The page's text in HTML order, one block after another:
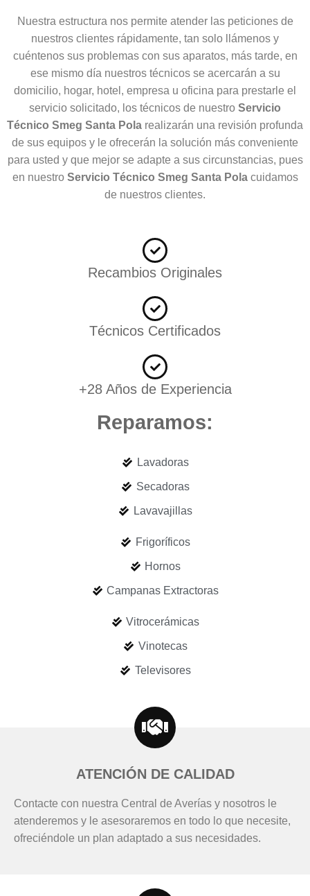
Nuestra estructura nos permite atender las peticiones de
nuestros clientes rápidamente, tan solo llámenos y
cuéntenos sus problemas con sus aparatos, más tarde, en
ese mismo día nuestros técnicos se acercarán a su
domicilio, hogar, hotel, empresa u oficina para prestarle el
servicio solicitado, los técnicos de nuestro Servicio
Técnico Smeg Santa Pola realizarán una revisión profunda
de sus equipos y le ofrecerán la solución más conveniente
para usted y que mejor se adapte a sus circunstancias, pues
en nuestro Servicio Técnico Smeg Santa Pola cuidamos
de nuestros clientes.
Recambios Originales
Técnicos Certificados
+28 Años de Experiencia
Reparamos:
Lavadoras
Secadoras
Lavavajillas
Frigoríficos
Hornos
Campanas Extractoras
Vitrocerámicas
Vinotecas
Televisores
ATENCIÓN DE CALIDAD
Contacte con nuestra Central de Averías y nosotros le
atenderemos y le asesoraremos en todo lo que necesite,
ofreciéndole un plan adaptado a sus necesidades.